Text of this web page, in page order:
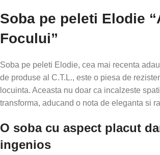
Soba pe peleti Elodie
Focului”
Soba pe peleti Elodie, cea mai recenta
de produse al C.T.L., este o piesa de
locuinta. Aceasta nu doar ca incalzeste
transforma, aducand o nota de eleganta si
O soba cu aspect placut
ingenios